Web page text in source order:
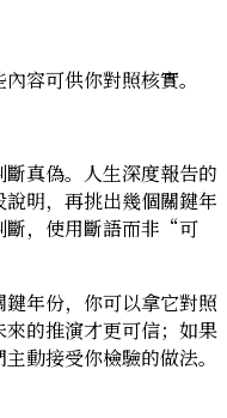
容可供你對照核實。
真偽。人生深度報告的
明，再挑出幾個關鍵年
斷，使用斷語而非“可
年份，你可以拿它對照
的推演才更可信；如果
動接受你檢驗的做法。